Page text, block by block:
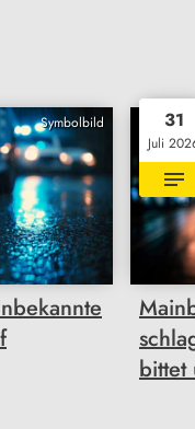
Symbolbild 31
Juli
bittet